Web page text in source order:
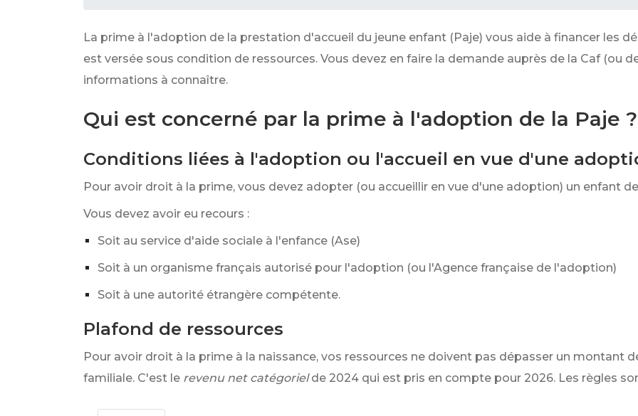
La prime à l'adoption de la prestation d'accueil du jeune enfant (Paje) vous aide à financer les
est versée sous condition de ressources. Vous devez en faire la demande auprès de la Caf (ou
informations à connaître.
Qui est concerné par la prime à l'adoption de la Paje ?
Conditions liées à l'adoption ou l'accueil en vue d'une
Pour avoir droit à la prime, vous devez adopter (ou accueillir en vue d'une adoption) un enfant
Vous devez avoir eu recours :
Soit au service d'aide sociale à l'enfance (Ase)
Soit à un organisme français autorisé pour l'adoption (ou l'Agence française de l'adoption)
Soit à une autorité étrangère compétente.
Plafond de ressources
Pour avoir droit à la prime à la naissance, vos ressources ne doivent pas dépasser un montant
familiale. C'est le revenu net catégoriel de 2024 qui est pris en compte pour 2026. Les règles